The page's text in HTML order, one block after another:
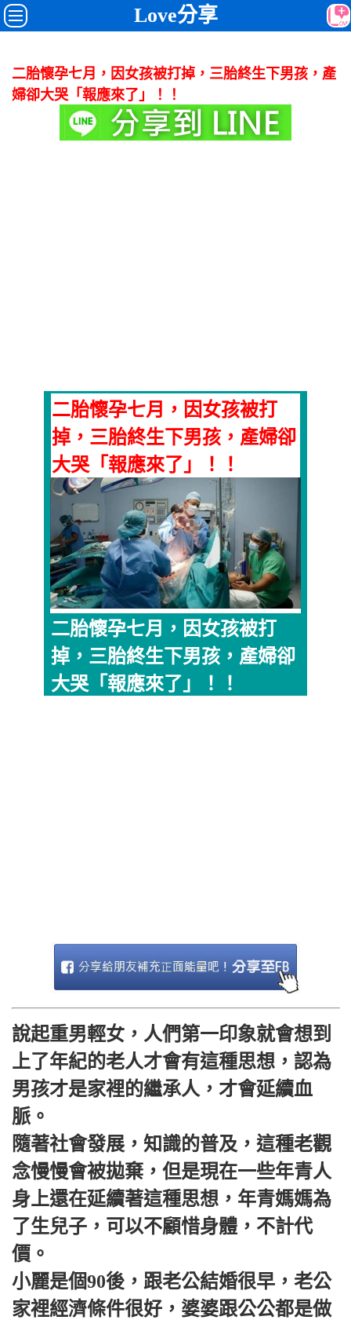
Love分享
二胎懷孕七月，因女孩被打掉，三胎終生下男孩，產
婦卻大哭「報應來了」！！
二胎懷孕七月，因女孩被打
掉，三胎終生下男孩，產婦卻
大哭「報應來了」！！
二胎懷孕七月，因女孩被打
掉，三胎終生下男孩，產婦卻
大哭「報應來了」！！
說起重男輕女，人們第一印象就會想到
上了年紀的老人才會有這種思想，認為
男孩才是家裡的繼承人，才會延續血
脈。
隨著社會發展，知識的普及，這種老觀
念慢慢會被拋棄，但是現在一些年青人
身上還在延續著這種思想，年青媽媽為
了生兒子，可以不顧惜身體，不計代
價。
小麗是個90後，跟老公結婚很早，老公
家裡經濟條件很好，婆婆跟公公都是做